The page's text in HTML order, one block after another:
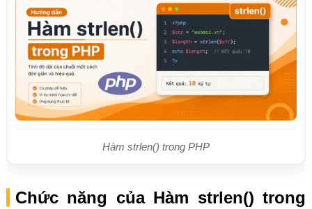
Hàm strlen() trong PHP
Chức năng của Hàm strlen() trong